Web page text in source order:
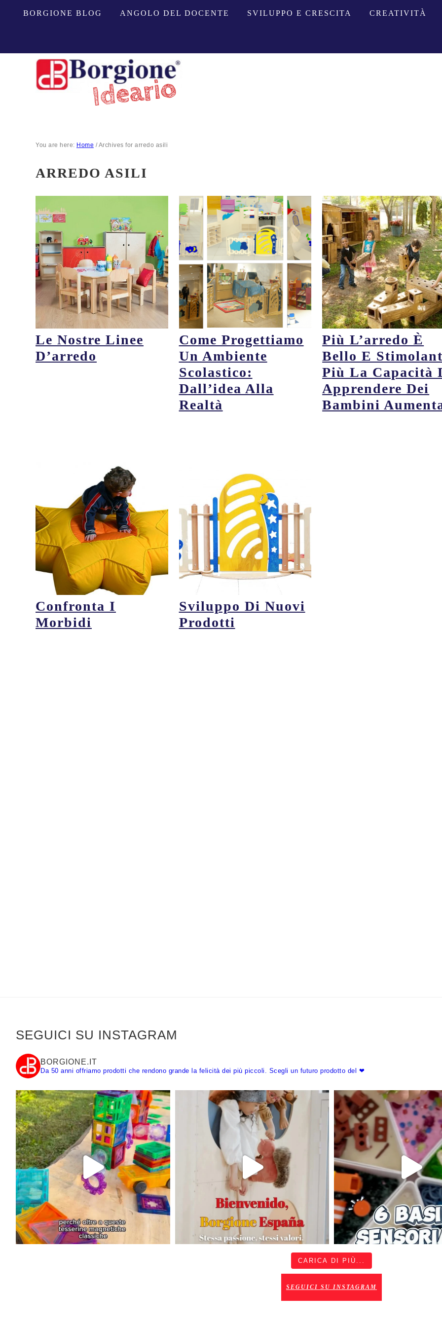
BORGIONE BLOG ANGOLO DEL DOCENTE SVILUPPO E CRESCITA CREATIVITÀ
You are here: Home /Archives for arredo asili
ARREDO ASILI
Le Nostre Linee
D’arredo
Come Progettiamo
Un Ambiente
Scolastico:
Dall’idea Alla
Realtà
Più L’arredo È
Bello E
Più La Capacità
Apprendere Dei
Bambini
Confronta I
Morbidi
Sviluppo Di Nuovi
Prodotti
SEGUICI SU INSTAGRAM
BORGIONE.IT
Da 50 anni offriamo prodotti che rendono grande la felicità dei più piccoli. Scegli un futuro prodotto del ❤
CARICA DI PIÙ...
SEGUICI SU INSTAGRAM